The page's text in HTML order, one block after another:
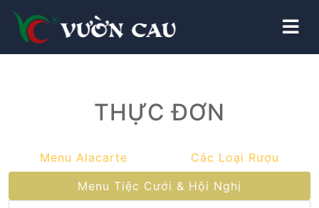
THỰC ĐƠN
Menu Alacarte
Các Loại Rượu
Menu Tiệc Cưới & Hội Nghị